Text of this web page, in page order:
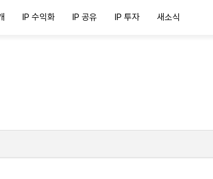
IP 수익화 IP 공유 IP 투자 새소식